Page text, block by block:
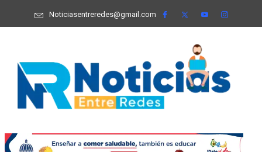
Noticiasentreredes@gmail.com